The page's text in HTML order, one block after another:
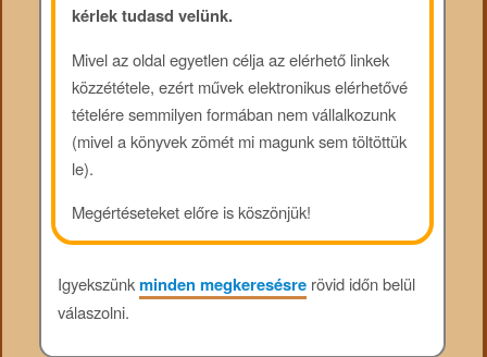
kérlek tudasd velünk.
Mivel az oldal egyetlen célja az elérhető linkek
közzététele, ezért művek elektronikus elérhetővé
tételére semmilyen formában nem vállalkozunk
(mivel a könyvek zömét mi magunk sem töltöttük
le).
Megértéseteket előre is köszönjük!
Igyekszünkminden megkeresésrerövid időn belül
válaszolni.